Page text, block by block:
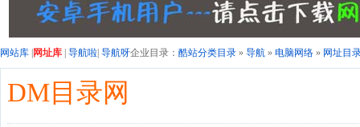
网站库 网址库 导航啦 导航呀企业目录： 酷站分类目录 » 导航 » 电脑网络 » 网址目
DM目录网